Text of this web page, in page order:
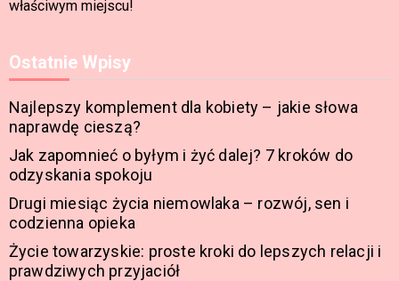
właściwym miejscu!
Ostatnie Wpisy
Najlepszy komplement dla kobiety – jakie słowa
naprawdę cieszą?
Jak zapomnieć o byłym i żyć dalej? 7 kroków do
odzyskania spokoju
Drugi miesiąc życia niemowlaka – rozwój, sen i
codzienna opieka
Życie towarzyskie: proste kroki do lepszych relacji i
prawdziwych przyjaciół